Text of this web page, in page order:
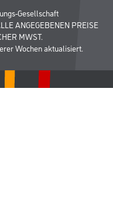
Gesellschaft
ANGEGEBENEN PREISE
MWST.
Wochen aktualisiert.